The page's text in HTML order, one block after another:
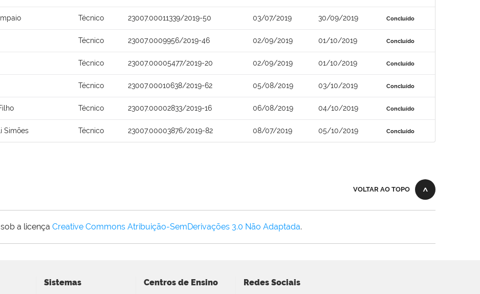
Técnico 23007.00011339/2019-50 03/07/2019 30/09/2019 Concluído
Técnico 23007.0009956/2019-46 02/09/2019 01/10/2019 Concluído
Técnico 23007.00005477/2019-20 02/09/2019 01/10/2019 Concluído
Técnico 23007.00010638/2019-62 05/08/2019 03/10/2019 Concluído
Técnico 23007.00002833/2019-16 06/08/2019 04/10/2019 Concluído
Simões Técnico 23007.00003876/2019-82 08/07/2019 05/10/2019 Concluído
VOLTAR AO TOPO
a licença Creative Commons Atribuição-SemDerivações 3.0 Não Adaptada.
Sistemas Centros de Ensino Redes Sociais